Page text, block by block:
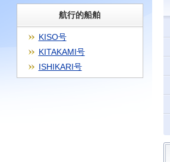
航行的船舶
KISO号
KITAKAMI号
ISHIKARI号